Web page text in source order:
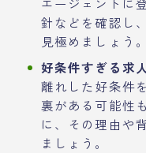
針などを確認し
見極めましょう。
好条件すぎる求
離れした好条件
裏がある可能性
に、その理由や
ましょう。